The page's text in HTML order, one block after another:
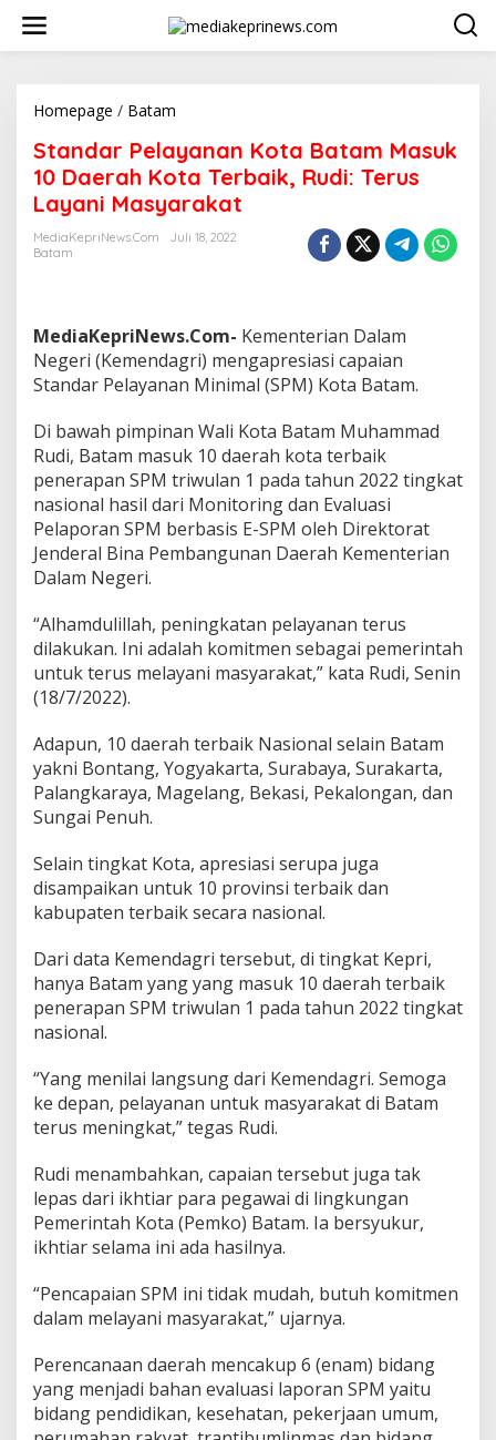
w
Homepage / Batam
a
n
d
a
r
y
a
n
a
K
o
t
a
B
a
t
a
s
u
k
D
a
e
K
o
t
T
e
r
b
,
R
u
i
:
T
e
r
L
a
a
n
i
M
Standar Pelayanan Kota Batam Masuk
10 Daerah Kota Terbaik, Rudi: Terus
Layani Masyarakat
MediaKepriNews.com
Juli 18, 2022
Batam
MediaKepriNews.Com- Kementerian Dalam
Negeri (Kemendagri) mengapresiasi capaian
Standar Pelayanan Minimal (SPM) Kota Batam.
Di bawah pimpinan Wali Kota Batam Muhammad
Rudi, Batam masuk 10 daerah kota terbaik
penerapan SPM triwulan 1 pada tahun 2022 tingkat
nasional hasil dari Monitoring dan Evaluasi
Pelaporan SPM berbasis E-SPM oleh Direktorat
Jenderal Bina Pembangunan Daerah Kementerian
Dalam Negeri.
“Alhamdulillah, peningkatan pelayanan terus
dilakukan. Ini adalah komitmen sebagai pemerintah
untuk terus melayani masyarakat,” kata Rudi, Senin
(18/7/2022).
Adapun, 10 daerah terbaik Nasional selain Batam
yakni Bontang, Yogyakarta, Surabaya, Surakarta,
Palangkaraya, Magelang, Bekasi, Pekalongan, dan
Sungai Penuh.
Selain tingkat Kota, apresiasi serupa juga
disampaikan untuk 10 provinsi terbaik dan
kabupaten terbaik secara nasional.
Dari data Kemendagri tersebut, di tingkat Kepri,
hanya Batam yang yang masuk 10 daerah terbaik
penerapan SPM triwulan 1 pada tahun 2022 tingkat
nasional.
“Yang menilai langsung dari Kemendagri. Semoga
ke depan, pelayanan untuk masyarakat di Batam
terus meningkat,” tegas Rudi.
Rudi menambahkan, capaian tersebut juga tak
lepas dari ikhtiar para pegawai di lingkungan
Pemerintah Kota (Pemko) Batam. Ia bersyukur,
ikhtiar selama ini ada hasilnya.
“Pencapaian SPM ini tidak mudah, butuh komitmen
dalam melayani masyarakat,” ujarnya.
Perencanaan daerah mencakup 6 (enam) bidang
yang menjadi bahan evaluasi laporan SPM yaitu
bidang pendidikan, kesehatan, pekerjaan umum,